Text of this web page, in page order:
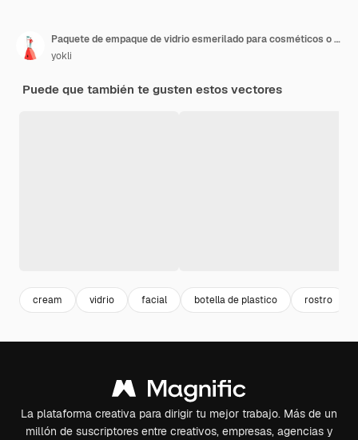
Paquete de empaque de vidrio esmerilado para cosméticos o para el cuidado de la piel con botella con bomba Botella con tapón de rosca Frasco y botella con bomba de suero
yokli
Puede que también te gusten estos vectores
cream vidrio facial botella de plastico rostro
La plataforma creativa para dirigir tu mejor trabajo. Más de un
millón de suscriptores entre creativos, empresas, agencias y